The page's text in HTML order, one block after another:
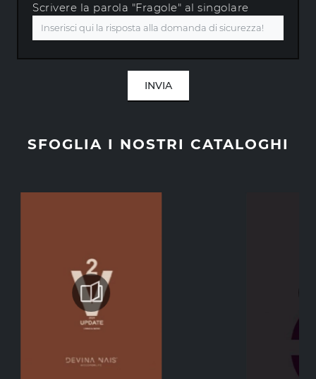
SFOGLIA I NOSTRI CATALOGHI
Scrivere la parola "Fragole" al singolare
INVIA